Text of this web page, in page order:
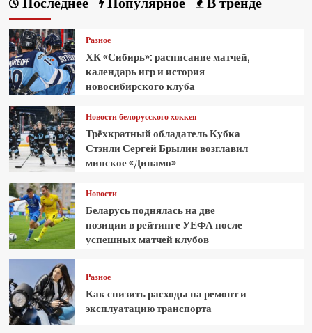
Разное
ХК «Сибирь»: расписание матчей,
календарь игр и история
новосибирского клуба
Новости белорусского хоккея
Трёхкратный обладатель Кубка
Стэнли Сергей Брылин возглавил
минское «Динамо»
Новости
Беларусь поднялась на две
позиции в рейтинге УЕФА после
успешных матчей клубов
Разное
Как снизить расходы на ремонт и
эксплуатацию транспорта